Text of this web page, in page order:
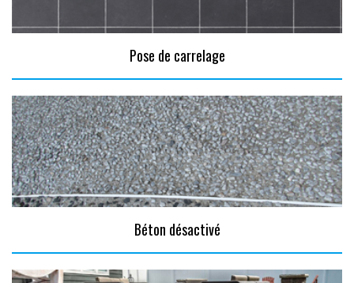
Pose de carrelage
Béton désactivé